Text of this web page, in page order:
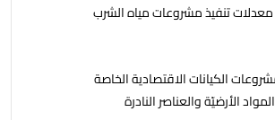
معدلات تنفيذ مشروعات مياه الشرب
الكيانات الاقتصادية الخاصة
الأرضيّة والعناصر النادرة